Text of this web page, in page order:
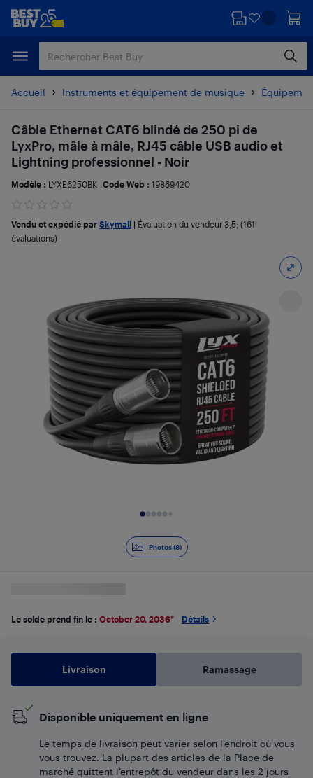
Passer
principal
Passer
Accueil Instruments et équipement de musique
Photos (8)
Câble Ethernet CAT6 blindé de 250 pi de
LyxPro, mâle à mâle, RJ45 câble USB audio et
Lightning professionnel - Noir
Modèle : LYXE6250BK Code Web : 19869420
Vendu et expédié par Skymall Évaluation du vendeur 3,5; (161
évaluations)
Le solde prend fin le : October 20, 2036* Détails
Livraison Ramassage
Disponible uniquement en ligne
Le temps de livraison peut varier selon l'endroit où vous
vous trouvez. La plupart des articles de la Place de
marché quittent l’entrepôt du vendeur dans les 2 jours